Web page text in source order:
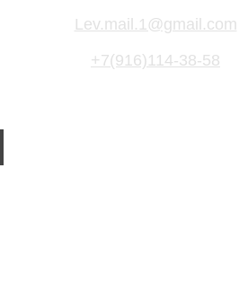
Lev.mail.1@gmail.com
+7(916)114-38-58